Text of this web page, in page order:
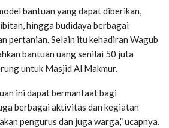
bantuan yang dapat diberikan,
hingga budidaya berbagai
pertanian. Selain itu kehadiran Wagub
bantuan uang senilai 50 juta
untuk Masjid Al Makmur.
ini dapat bermanfaat bagi
berbagai aktivitas dan kegiatan
pengurus dan juga warga,” ucapnya.